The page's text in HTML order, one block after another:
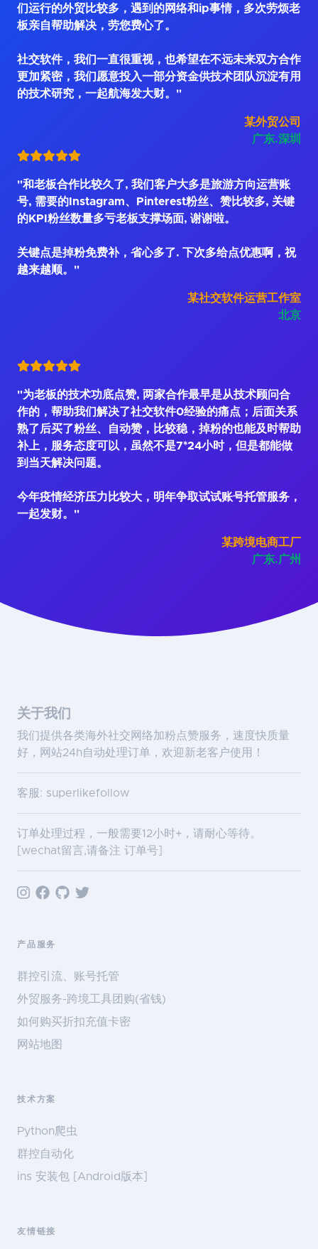
们运行的外贸比较多，遇到的网络和ip事情，多次劳烦老
板亲自帮助解决，劳您费心了。
社交软件，我们一直很重视，也希望在不远未来双方合作
更加紧密，我们愿意投入一部分资金供技术团队沉淀有用
的技术研究，一起航海发大财。"
某外贸公司
广东.深圳
"和老板合作比较久了, 我们客户大多是旅游方向运营账
号, 需要的Instagram、Pinterest粉丝、赞比较多, 关键
的KPI粉丝数量多亏老板支撑场面, 谢谢啦。
关键点是掉粉免费补，省心多了. 下次多给点优惠啊，祝
越来越顺。"
某社交软件运营工作室
北京
"为老板的技术功底点赞, 两家合作最早是从技术顾问合
作的，帮助我们解决了社交软件0经验的痛点；后面关系
熟了后买了粉丝、自动赞，比较稳，掉粉的也能及时帮助
补上，服务态度可以，虽然不是7*24小时，但是都能做
到当天解决问题。
今年疫情经济压力比较大，明年争取试试账号托管服务，
一起发财。"
某跨境电商工厂
广东.广州
关于我们
我们提供各类海外社交网络加粉点赞服务，速度快质量
好，网站24h自动处理订单，欢迎新老客户使用！
客服: superlikefollow
订单处理过程，一般需要12小时+，请耐心等待。
[wechat留言,请备注 订单号]
产品服务
群控引流、账号托管
外贸服务-跨境工具团购(省钱)
如何购买折扣充值卡密
网站地图
技术方案
Python爬虫
群控自动化
ins 安装包 [Android版本]
友情链接